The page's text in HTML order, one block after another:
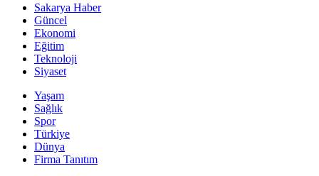
Sakarya Haber
Güncel
Ekonomi
Eğitim
Teknoloji
Siyaset
Yaşam
Sağlık
Spor
Türkiye
Dünya
Firma Tanıtım